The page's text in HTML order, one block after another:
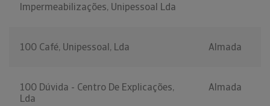
Impermeabilizações, Unipessoal Lda
100 Café, Unipessoal, Lda Almada
100 Dúvida - Centro De Explicações,
Lda
Almada